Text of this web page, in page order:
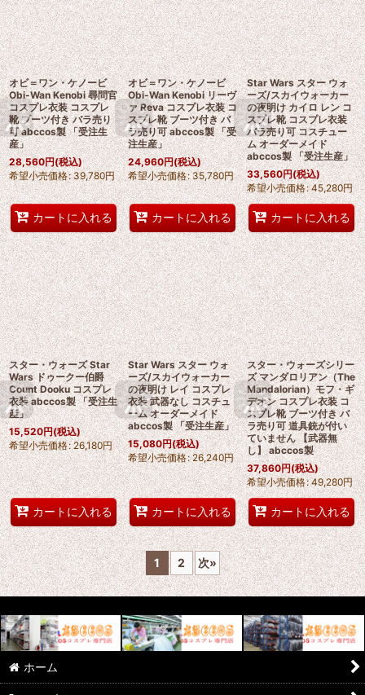
オビ＝ワン・ケノービ
Obi-Wan Kenobi 尋問官
コスプレ衣装 コスプレ
靴 ブーツ付き バラ売り
可 abccos製 「受注生
産」
28,560円(税込)
希望小売価格: 39,780円
カートに入れる
オビ＝ワン・ケノービ
Obi-Wan Kenobi リーヴ
ァ Reva コスプレ衣装 コ
スプレ靴 ブーツ付き バ
ラ売り可 abccos製 「受
注生産」
24,960円(税込)
希望小売価格: 35,780円
カートに入れる
Star Wars スター ウォ
ーズ/スカイウォーカー
の夜明け カイロ レン コ
スプレ靴 コスプレ衣装
バラ売り可 コスチュー
ム オーダーメイド
abccos製 「受注生産」
33,560円(税込)
希望小売価格: 45,280円
カートに入れる
スター・ウォーズ Star
Wars ドゥークー伯爵
Count Dooku コスプレ
衣装 abccos製 「受注生
産」
15,520円(税込)
希望小売価格: 26,180円
カートに入れる
Star Wars スター ウォ
ーズ/スカイウォーカー
の夜明け レイ コスプレ
衣装 武器なし コスチュ
ーム オーダーメイド
abccos製 「受注生産」
15,080円(税込)
希望小売価格: 26,240円
カートに入れる
スター・ウォーズシリー
ズ マンダロリアン（The
Mandalorian）モフ・ギ
デオン コスプレ衣装 コ
スプレ靴 ブーツ付き バ
ラ売り可 道具銃が付い
ていません 【武器無
し】 abccos製
37,860円(税込)
希望小売価格: 49,280円
カートに入れる
1 2 次»
ホーム